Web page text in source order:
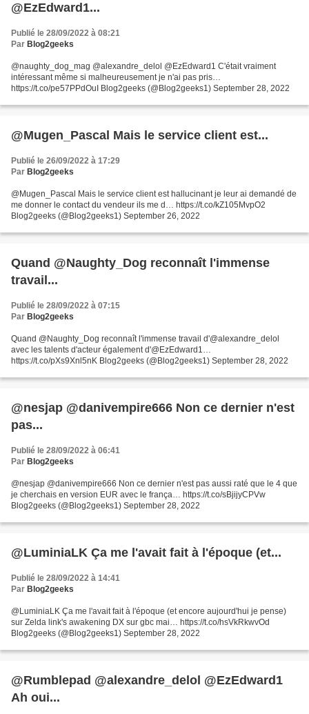
@EzEdward1...
Publié le 28/09/2022 à 08:21
Par Blog2geeks
@naughty_dog_mag @alexandre_delol @EzEdward1 C'était vraiment
intéressant même si malheureusement je n'ai pas pris…
https://t.co/pe57PPdOuI Blog2geeks (@Blog2geeks1) September 28, 2022
@Mugen_Pascal Mais le service client est...
Publié le 26/09/2022 à 17:29
Par Blog2geeks
@Mugen_Pascal Mais le service client est hallucinant je leur ai demandé de
me donner le contact du vendeur ils me d… https://t.co/kZ105MvpO2
Blog2geeks (@Blog2geeks1) September 26, 2022
Quand @Naughty_Dog reconnaît l'immense
travail...
Publié le 28/09/2022 à 07:15
Par Blog2geeks
Quand @Naughty_Dog reconnaît l'immense travail d'@alexandre_delol
avec les talents d'acteur également d'@EzEdward1…
https://t.co/pXs9Xnl5nK Blog2geeks (@Blog2geeks1) September 28, 2022
@nesjap @danivempire666 Non ce dernier n'est
pas...
Publié le 28/09/2022 à 06:41
Par Blog2geeks
@nesjap @danivempire666 Non ce dernier n'est pas aussi raté que le 4 que
je cherchais en version EUR avec le frança… https://t.co/sBjijyCPVw
Blog2geeks (@Blog2geeks1) September 28, 2022
@LuminiaLK Ça me l'avait fait à l'époque (et...
Publié le 28/09/2022 à 14:41
Par Blog2geeks
@LuminiaLK Ça me l'avait fait à l'époque (et encore aujourd'hui je pense)
sur Zelda link's awakening DX sur gbc mai… https://t.co/hsVkRkwvOd
Blog2geeks (@Blog2geeks1) September 28, 2022
@Rumblepad @alexandre_delol @EzEdward1
Ah oui...